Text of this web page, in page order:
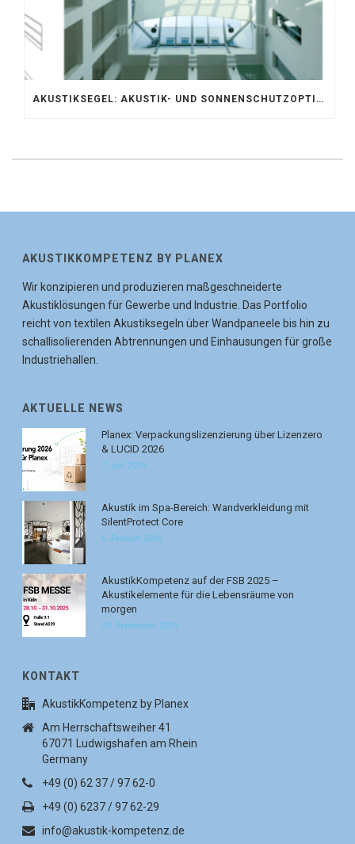
AKUSTIKSEGEL: AKUSTIK- UND SONNENSCHUTZOPTIMIERUNG IM ATRIUM DER UNIVERSITÄT BONN
AKUSTIKKOMPETENZ BY PLANEX
Wir konzipieren und produzieren maßgeschneiderte
Akustiklösungen für Gewerbe und Industrie. Das Portfolio
reicht von textilen Akustiksegeln über Wandpaneele bis hin zu
schallisolierenden Abtrennungen und Einhausungen für große
Industriehallen.
AKTUELLE NEWS
Planex: Verpackungslizenzierung über Lizenzero
& LUCID 2026
7. Juli 2026
Akustik im Spa-Bereich: Wandverkleidung mit
SilentProtect Core
6. Februar 2026
AkustikKompetenz auf der FSB 2025 –
Akustikelemente für die Lebensräume von
morgen
30. September 2025
KONTAKT
AkustikKompetenz by Planex
Am Herrschaftsweiher 41
67071 Ludwigshafen am Rhein
Germany
+49 (0) 62 37 / 97 62-0
+49 (0) 6237 / 97 62-29
info@akustik-kompetenz.de